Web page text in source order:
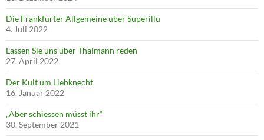
Die Frankfurter Allgemeine über Superillu
4. Juli 2022
Lassen Sie uns über Thälmann reden
27. April 2022
Der Kult um Liebknecht
16. Januar 2022
„Aber schiessen müsst ihr“
30. September 2021